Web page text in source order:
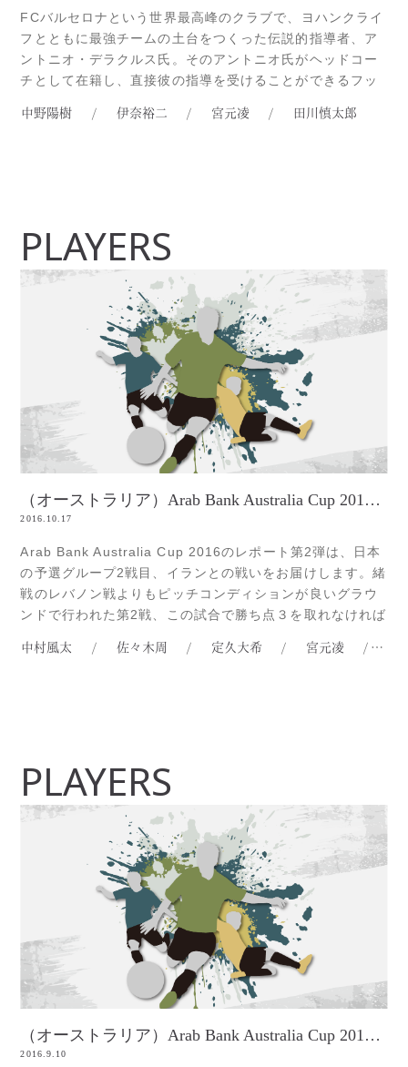
FCバルセロナという世界最高峰のクラブで、ヨハンクライ
フとともに最強チームの土台をつくった伝説的指導者、ア
ントニオ・デラクルス氏。そのアントニオ氏がヘッドコー
チとして在籍し、直接彼の指導を受けることができるフッ
の３月、一人のチャレンジャーがシドニーへやってきまし
中野陽樹 / 伊奈裕二 / 宮元凌 / 田川慎太郎
PLAYERS
（オーストラリア）Arab Bank Australia Cup 2016❷（サッカー）
2016.10.17
Arab Bank Australia Cup 2016のレポート第2弾は、日本
の予選グループ2戦目、イランとの戦いをお届けします。緒
戦のレバノン戦よりもピッチコンディションが良いグラウ
ンドで行われた第2戦、この試合で勝ち点３を取れなければ
３を取りたい日本は、緒戦と同じスターティングメンバー
中村風太 / 佐々木周 / 定久大希 / 宮元凌 /
PLAYERS
（オーストラリア）Arab Bank Australia Cup 2016❶（サッカー）
2016.9.10